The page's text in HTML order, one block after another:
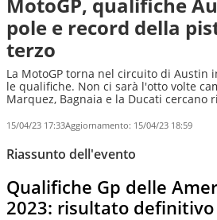
pole e record della
terzo
La MotoGP torna nel circuito di Austin
le qualifiche. Non ci sarà l'otto volte
Marquez, Bagnaia e la Ducati cercano
15/04/23 17:33Aggiornamento: 15/04/23 18:59
Riassunto dell'evento
Qualifiche Gp delle
2023: risultato definitivo